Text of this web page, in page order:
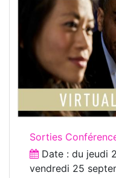
Sorties
Date : du jeudi
vendredi 25